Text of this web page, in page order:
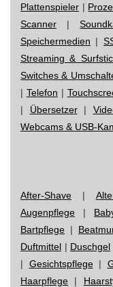
Plattenspieler |
Scanner |
Speichermedien |
Streaming &
Switches &
| Telefon |
| Übersetzer|
Webcams & USB-
After-Shave |
Augenpflege |
Bartpflege |
Duftmittel | Duschgel
| Gesichtspflege|
Haarpflege |